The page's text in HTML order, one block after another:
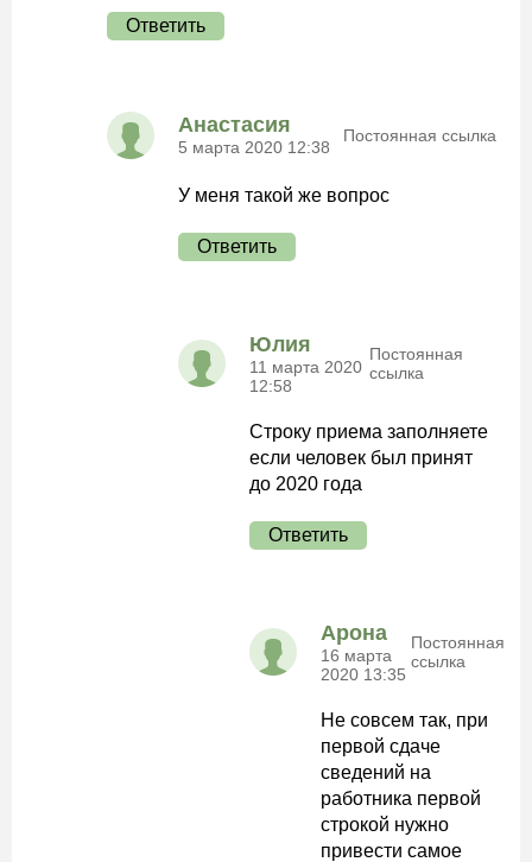
Ответить
Анастасия
5 марта 2020 12:38
Постоянная ссылка
У меня такой же вопрос
Ответить
Юлия
11 марта 2020
12:58
Постоянная
ссылка
Строку приема заполняете
если человек был принят
до 2020 года
Ответить
Арона
16 марта
2020 13:35
Постоянная
ссылка
Не совсем так, при
первой сдаче
сведений на
работника первой
строкой нужно
привести самое